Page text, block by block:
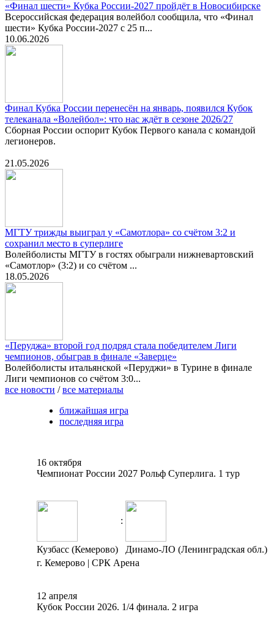
«Финал шести» Кубка России-2027 пройдёт в Новосибирске
Всероссийская федерация волейбол сообщила, что «Финал
шести» Кубка России-2027 с 25 п...
10.06.2026
Финал Кубка России перенесён на январь, появился Кубок
телеканала «Волейбол»: что нас ждёт в сезоне 2026/27
Сборная России оспорит Кубок Первого канала с командой
легионеров.
21.05.2026
МГТУ трижды выиграл у «Самотлора» со счётом 3:2 и
сохранил место в суперлиге
Волейболисты МГТУ в гостях обыграли нижневартовский
«Самотлор» (3:2) и со счётом ...
18.05.2026
«Перуджа» второй год подряд стала победителем Лиги
чемпионов, обыграв в финале «Заверце»
Волейболисты итальянской «Перуджи» в Турине в финале
Лиги чемпионов со счётом 3:0...
все новости /все материалы
ближайшая игра
последняя игра
16 октября
Чемпионат России 2027 Рольф Суперлига. 1 тур
:
Кузбасс (Кемерово)
Динамо-ЛО (Ленинградская обл.)
г. Кемерово | СРК Арена
12 апреля
Кубок России 2026. 1/4 финала. 2 игра